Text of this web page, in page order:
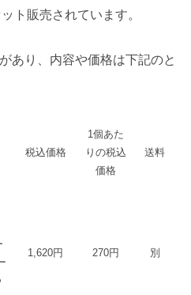
ト販売されています。
あり、内容や価格は下記のと
税込価格
1個あた
りの税込
価格
送料
1,620円 270円 別